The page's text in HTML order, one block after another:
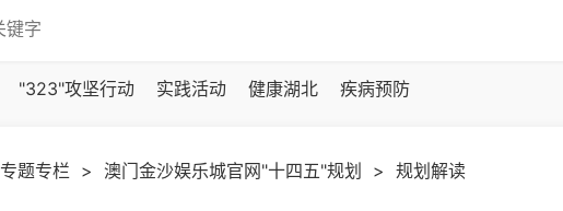
"323"攻坚行动 实践活动 健康湖北 疾病预防
专题专栏 > 澳门金沙娱乐城官网"十四五"规划 > 规划解读